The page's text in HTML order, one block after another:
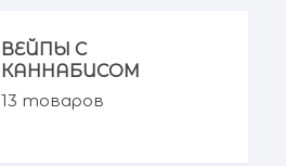
ВЕЙПЫ С
КАННАБИСОМ
13 товаров